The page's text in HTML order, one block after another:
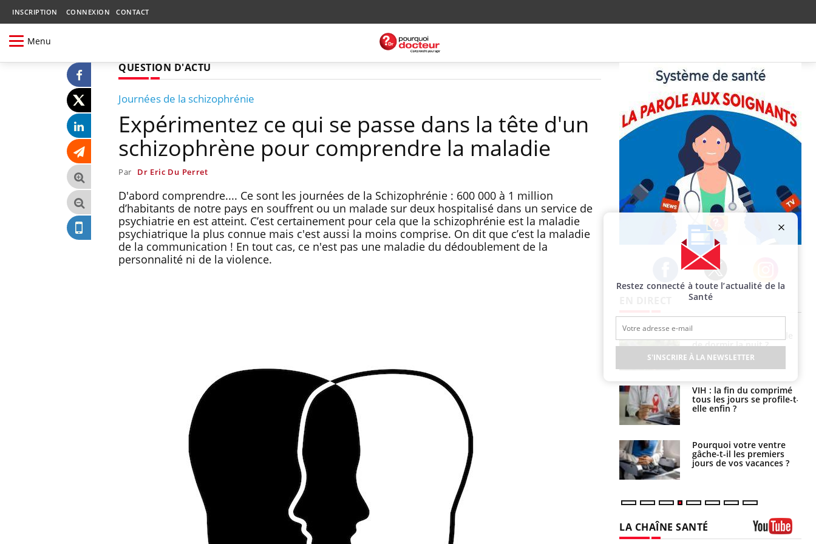
INSCRIPTION CONNEXION CONTACT
Menu
QUESTION D'ACTU
Journées de la schizophrénie
Expérimentez ce qui se passe dans la tête d'un
schizophrène pour comprendre la maladie
Par Dr Eric Du Perret
D'abord comprendre.... Ce sont les journées de la Schizophrénie : 600 000 à 1 million
d’habitants de notre pays en souffrent ou un malade sur deux hospitalisé dans un service de
psychiatrie en est atteint. C’est certainement pour cela que la schizophrénie est la maladie
psychiatrique la plus connue mais c'est aussi la moins comprise. On dit que c’est la maladie
de la communication ! En tout cas, ce n'est pas une maladie du dédoublement de la
personnalité ni de la violence.
Facebook Twitter Instagram
Mortalité infantile : un
rapport s’interroge sur
son taux élevé en France
naturel attire l'attention
des chercheurs
Toujours connectés :
comment le travail
empiète de plus en plus
sur nos soirées
Cancer colorectal : une
stratégie simple aurait
changé la donne au Pays
basque
de dormir la nuit ?
VIH : la fin du comprimé
tous les jours se profile-t-
elle enfin ?
Pourquoi votre ventre
gâche-t-il les premiers
jours de vos vacances ?
LA CHAÎNE SANTÉ
Restez connecté à toute l’actualité de la
Santé
S'INSCRIRE À LA NEWSLETTER